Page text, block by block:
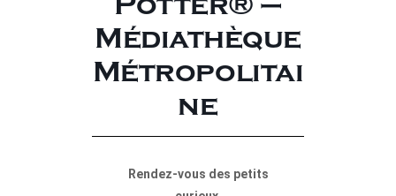
Médiathèque
Métropolitai
ne
Rendez-vous des petits